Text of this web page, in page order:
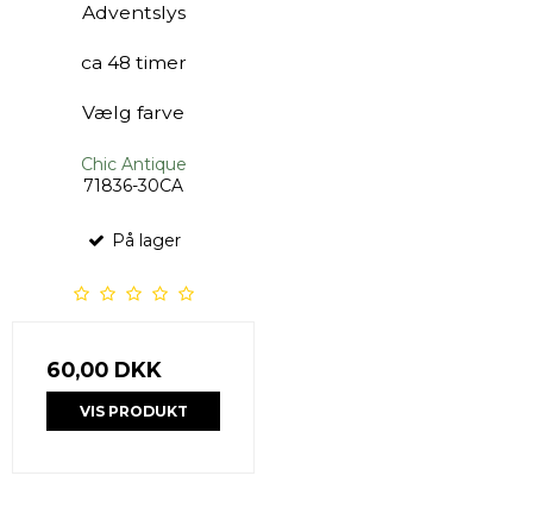
Adventslys
ca 48 timer
Vælg farve
Chic Antique
71836-30CA
På lager
60,00 DKK
VIS PRODUKT